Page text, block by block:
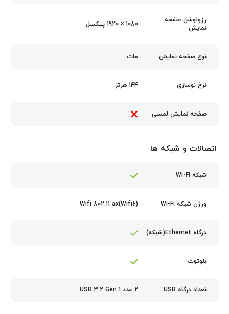
رزولوشن صفحه
نمایش
1080 × 1920 پیکسل
نوع صفحه نمایش مات
نرخ نوسازی 144 هرتز
صفحه نمایش لمسی
اتصالات و شبکه ها
شبکه Wi-Fi
ورژن شبکه Wi-Fi Wifi 802.11 ax(Wifi6)
درگاه Ethernet(شبکه)
بلوتوث
تعداد درگاه USB 2 عدد USB 3.2 Gen 1